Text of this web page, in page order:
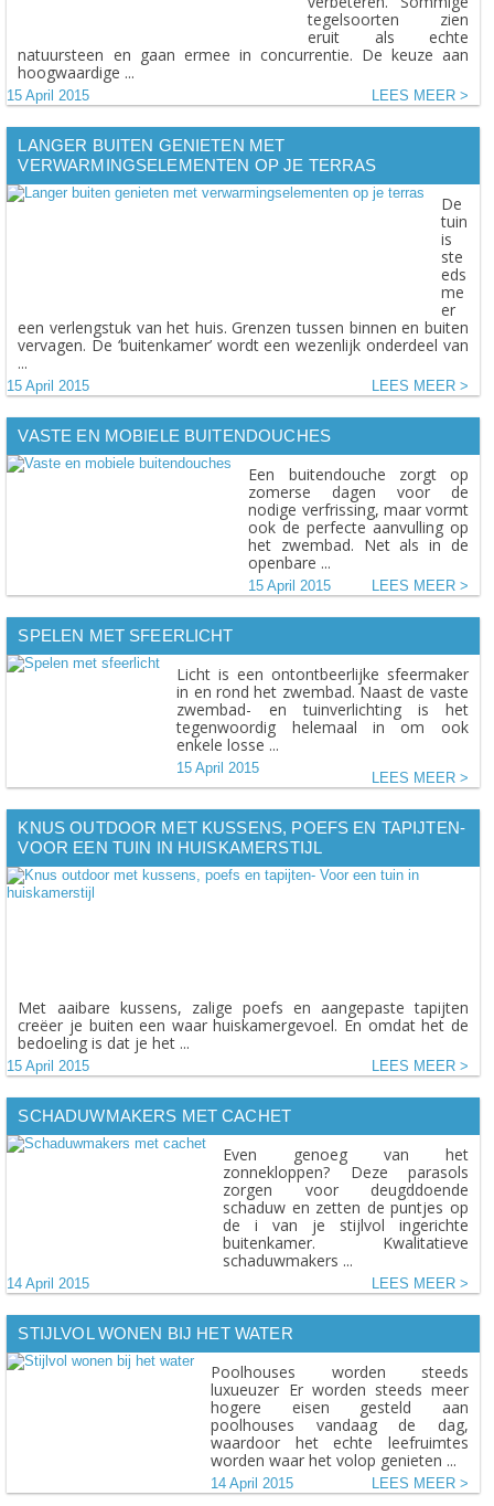
tegelsoorten zien
eruit als echte
natuursteen en gaan ermee in concurrentie. De keuze aan
hoogwaardige ...
15 April 2015 LEES MEER
LANGER BUITEN GENIETEN MET
VERWARMINGSELEMENTEN OP JE TERRAS
De
tuin
is
ste
eds
me
er
een verlengstuk van het huis. Grenzen tussen binnen en buiten
vervagen. De ‘buitenkamer’ wordt een wezenlijk onderdeel van
...
15 April 2015 LEES MEER
VASTE EN MOBIELE BUITENDOUCHES
Een buitendouche zorgt op
zomerse dagen voor de
nodige verfrissing, maar vormt
ook de perfecte aanvulling op
het zwembad. Net als in de
openbare ...
15 April 2015 LEES MEER
SPELEN MET SFEERLICHT
Licht is een ontontbeerlijke sfeermaker
in en rond het zwembad. Naast de vaste
zwembad- en tuinverlichting is het
tegenwoordig helemaal in om ook
enkele losse ...
15 April 2015
LEES MEER
KNUS OUTDOOR MET KUSSENS, POEFS EN TAPIJTEN-
VOOR EEN TUIN IN HUISKAMERSTIJL
Met aaibare kussens, zalige poefs en aangepaste tapijten
creëer je buiten een waar huiskamergevoel. En omdat het de
bedoeling is dat je het ...
15 April 2015 LEES MEER
SCHADUWMAKERS MET CACHET
Even genoeg van het
zonnekloppen? Deze parasols
zorgen voor deugddoende
schaduw en zetten de puntjes op
de i van je stijlvol ingerichte
buitenkamer. Kwalitatieve
schaduwmakers ...
14 April 2015 LEES MEER
STIJLVOL WONEN BIJ HET WATER
Poolhouses worden steeds
luxueuzer Er worden steeds meer
hogere eisen gesteld aan
poolhouses vandaag de dag,
waardoor het echte leefruimtes
worden waar het volop genieten ...
14 April 2015 LEES MEER